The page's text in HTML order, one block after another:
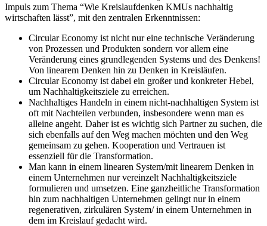
Impuls zum Thema “Wie Kreislaufdenken KMUs nachhaltig
wirtschaften lässt”, mit den zentralen Erkenntnissen:
Circular Economy ist nicht nur eine technische Veränderung
von Prozessen und Produkten sondern vor allem eine
Veränderung eines grundlegenden Systems und des Denkens!
Von linearem Denken hin zu Denken in Kreisläufen.
Circular Economy ist dabei ein großer und konkreter Hebel,
um Nachhaltigkeitsziele zu erreichen.
Nachhaltiges Handeln in einem nicht-nachhaltigen System ist
oft mit Nachteilen verbunden, insbesondere wenn man es
alleine angeht. Daher ist es wichtig sich Partner zu suchen, die
sich ebenfalls auf den Weg machen möchten und den Weg
gemeinsam zu gehen. Kooperation und Vertrauen ist
essenziell für die Transformation.
Man kann in einem linearen System/mit linearem Denken in
einem Unternehmen nur vereinzelt Nachhaltigkeitsziele
formulieren und umsetzen. Eine ganzheitliche Transformation
hin zum nachhaltigen Unternehmen gelingt nur in einem
regenerativen, zirkulären System/ in einem Unternehmen in
dem im Kreislauf gedacht wird.